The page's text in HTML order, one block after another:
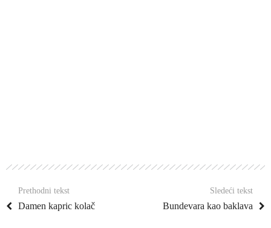
Prethodni tekst
Damen kapric kolač
Sledeći tekst
Bundevara kao baklava